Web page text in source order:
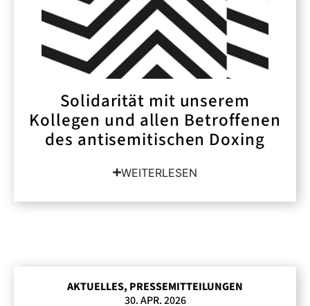
Solidarität mit unserem
Kollegen und allen Betroffenen
des antisemitischen Doxing
WEITERLESEN
AKTUELLES, PRESSEMITTEILUNGEN
30. APR. 2026